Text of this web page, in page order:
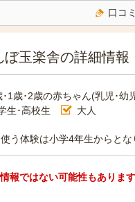
口コ
玉楽舎の詳細情報
･1歳･2歳の赤ちゃん(乳児･幼
生･高校生
大人
う体験は小学4年生からとな
報ではない可能性もありま